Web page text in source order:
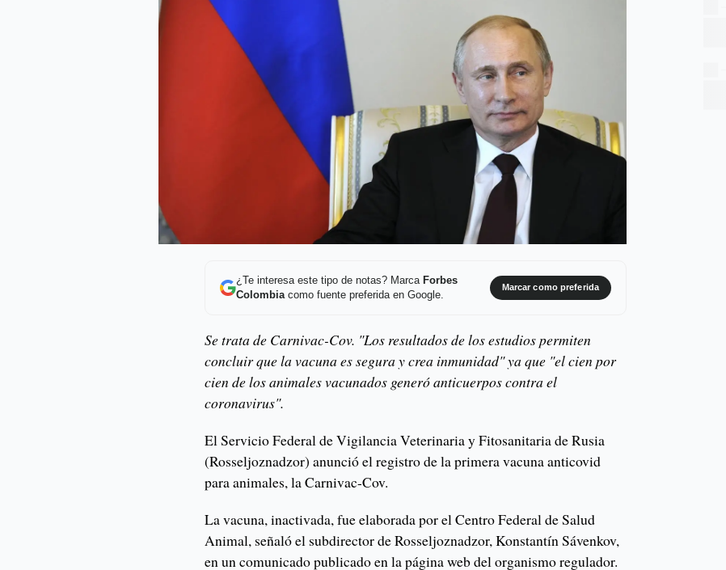
¿Te interesa este tipo de notas? Marca Forbes
Colombiacomo fuente preferida en Google.
Marcar como preferida
Se trata de Carnivac-Cov. "Los resultados de los estudios permiten
concluir que la vacuna es segura y crea inmunidad" ya que "el cien por
cien de los animales vacunados generó anticuerpos contra el
coronavirus".
El Servicio Federal de Vigilancia Veterinaria y Fitosanitaria de Rusia
(Rosseljoznadzor) anunció el registro de la primera vacuna anticovid
para animales, la Carnivac-Cov.
La vacuna, inactivada, fue elaborada por el Centro Federal de Salud
Animal, señaló el subdirector de Rosseljoznadzor, Konstantín Sávenkov,
en un comunicado publicado en la página web del organismo regulador.